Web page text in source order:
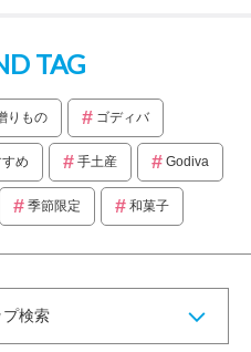
TAG
りもの ゴディバ
すめ 手土産 Godiva
季節限定 和菓子
プ検索